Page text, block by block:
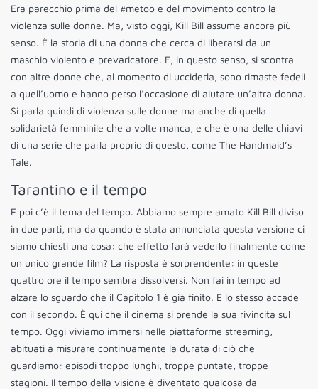
Era parecchio prima del #metoo e del movimento contro la
violenza sulle donne. Ma, visto oggi, Kill Bill assume ancora più
senso. È la storia di una donna che cerca di liberarsi da un
maschio violento e prevaricatore. E, in questo senso, si scontra
con altre donne che, al momento di ucciderla, sono rimaste fedeli
a quell’uomo e hanno perso l’occasione di aiutare un’altra donna.
Si parla quindi di violenza sulle donne ma anche di quella
solidarietà femminile che a volte manca, e che è una delle chiavi
di una serie che parla proprio di questo, come The Handmaid’s
Tale.
Tarantino e il tempo
E poi c’è il tema del tempo. Abbiamo sempre amato Kill Bill diviso
in due parti, ma da quando è stata annunciata questa versione ci
siamo chiesti una cosa: che effetto farà vederlo finalmente come
un unico grande film? La risposta è sorprendente: in queste
quattro ore il tempo sembra dissolversi. Non fai in tempo ad
alzare lo sguardo che il Capitolo 1 è già finito. E lo stesso accade
con il secondo. È qui che il cinema si prende la sua rivincita sul
tempo. Oggi viviamo immersi nelle piattaforme streaming,
abituati a misurare continuamente la durata di ciò che
guardiamo: episodi troppo lunghi, troppe puntate, troppe
stagioni. Il tempo della visione è diventato qualcosa da